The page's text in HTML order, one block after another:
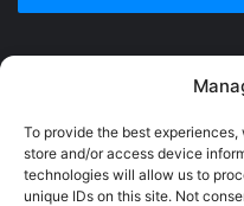
To provide the best
store and/or access device
technologies will allow us to
unique IDs on this site. Not